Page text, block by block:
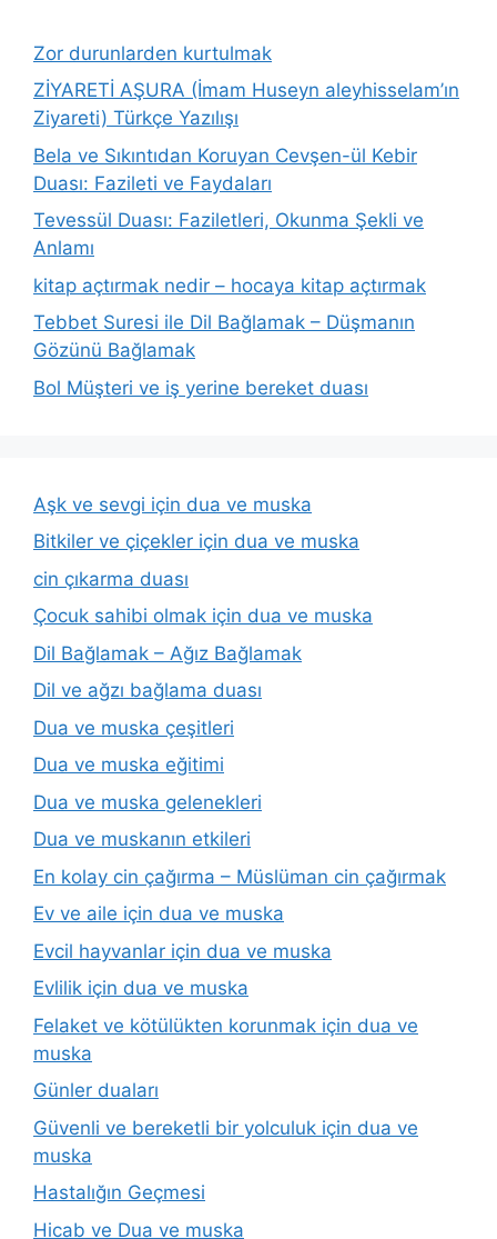
Zor durunlarden kurtulmak
ZİYARETİ AŞURA (İmam Huseyn aleyhisselam’ın
Ziyareti) Türkçe Yazılışı
Bela ve Sıkıntıdan Koruyan Cevşen-ül Kebir
Duası: Fazileti ve Faydaları
Tevessül Duası: Faziletleri, Okunma Şekli ve
Anlamı
kitap açtırmak nedir – hocaya kitap açtırmak
Tebbet Suresi ile Dil Bağlamak – Düşmanın
Gözünü Bağlamak
Bol Müşteri ve iş yerine bereket duası
Aşk ve sevgi için dua ve muska
Bitkiler ve çiçekler için dua ve muska
cin çıkarma duası
Çocuk sahibi olmak için dua ve muska
Dil Bağlamak – Ağız Bağlamak
Dil ve ağzı bağlama duası
Dua ve muska çeşitleri
Dua ve muska eğitimi
Dua ve muska gelenekleri
Dua ve muskanın etkileri
En kolay cin çağırma – Müslüman cin çağırmak
Ev ve aile için dua ve muska
Evcil hayvanlar için dua ve muska
Evlilik için dua ve muska
Felaket ve kötülükten korunmak için dua ve
muska
Günler duaları
Güvenli ve bereketli bir yolculuk için dua ve
muska
Hastalığın Geçmesi
Hicab ve Dua ve muska